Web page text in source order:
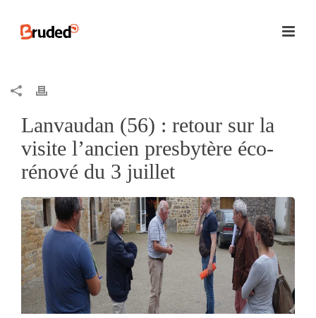
Lanvaudan (56) : retour sur la
visite l’ancien presbytère éco-
rénové du 3 juillet